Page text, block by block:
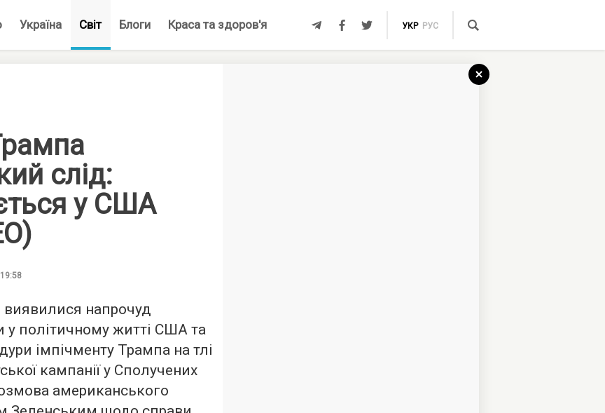
Україна Світ Блоги Краса та здоров'я УКР РУС
слід:
у США
виявилися напрочуд
політичному житті США та
імпічменту Трампа на тлі
кампанії у Сполучених
американського